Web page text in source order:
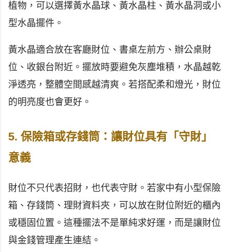
植物，可以選擇黃水晶球、黃水晶柱、黃水晶洞或小
型水晶擺件。
黃水晶適合放在客廳財位、書桌左前方、辦公桌財
位、收銀台附近。擺放時要避免灰塵堆積，水晶越乾
淨透亮，整體空間感越清爽。若搭配柔和燈光，財位
的明亮度也會更好。
5. 保險箱或存錢筒：讓財位具有「守財」
意義
財位不只代表招財，也代表守財。若家中有小型保險
箱、存錢筒、理財資料夾，可以放在財位附近的櫃內
或穩固位置。這種擺法不是單純求好運，而是讓財位
與金錢管理產生連結。